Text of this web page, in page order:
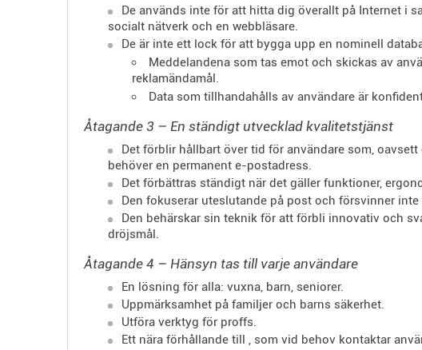
De används inte för att hitta dig överallt på Internet i
socialt nätverk och en webbläsare.
De är inte ett lock för att bygga upp en nominell
Meddelandena som tas emot och skickas av
reklamändamål.
Data som tillhandahålls av användare är
Åtagande 3 – En ständigt utvecklad kvalitetstjänst
Det förblir hållbart över tid för användare som,
behöver en permanent e-postadress.
Det förbättras ständigt när det gäller funktioner,
Den fokuserar uteslutande på post och försvinner
Den behärskar sin teknik för att förbli innovativ och
dröjsmål.
Åtagande 4 – Hänsyn tas till varje användare
En lösning för alla: vuxna, barn, seniorer.
Uppmärksamhet på familjer och barns säkerhet.
Utföra verktyg för proffs.
Ett nära förhållande till , som vid behov kontaktar